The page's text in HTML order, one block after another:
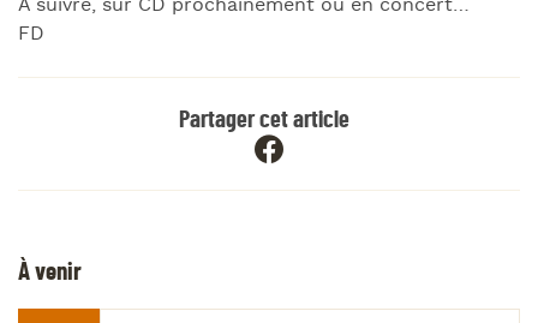
A suivre, sur CD prochainement ou en concert…
FD
Partager cet article
À venir